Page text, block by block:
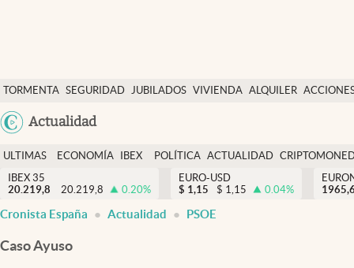
TORMENTA SEGURIDAD JUBILADOS VIVIENDA ALQUILER
USA
Actualidad
Economía y finanzas
Política
Actualidad
Criptomonedas
España
ULTIMAS
NOTICIAS
ECONOMÍA
FINANZAS
IBEX
EURO
POLÍTICA ACTUALIDAD
IBEX 35
20.219,8
20.219,8 0.20%
EURO-USD
$ 1,15 $ 1,15 0.04%
Cronista España Actualidad PSOE
Caso Ayuso